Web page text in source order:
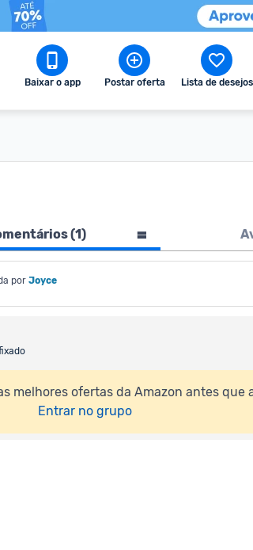
Baixar o app Postar oferta Lista de desejos
(1)
por Joyce
melhores ofertas da Amazon antes que
Entrar no grupo